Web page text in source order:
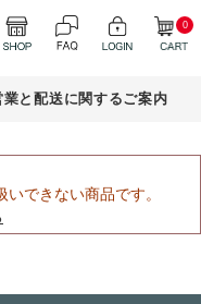
0
と配送に関するご案内
できない商品です。